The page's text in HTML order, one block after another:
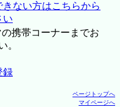
ない方はこちらから
い
携帯コーナーまでお
。
録
ページトップへ
マイページへ